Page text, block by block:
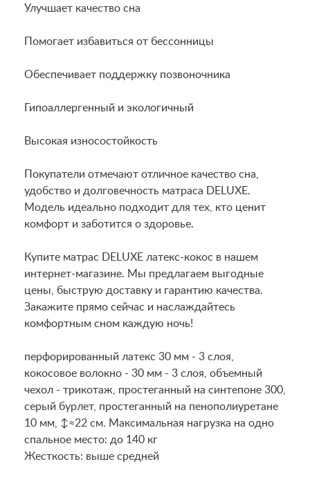
Улучшает качество сна
Помогает избавиться от бессонницы
Обеспечивает поддержку позвоночника
Гипоаллергенный и экологичный
Высокая износостойкость
Покупатели отмечают отличное качество сна,
удобство и долговечность матраса DELUXE.
Модель идеально подходит для тех, кто ценит
комфорт и заботится о здоровье.
Купите матрас DELUXE латекс-кокос в нашем
интернет-магазине. Мы предлагаем выгодные
цены, быструю доставку и гарантию качества.
Закажите прямо сейчас и наслаждайтесь
комфортным сном каждую ночь!
перфорированный латекс 30 мм - 3 слоя,
кокосовое волокно - 30 мм - 3 слоя, объемный
чехол - трикотаж, простеганный на синтепоне 300,
серый бурлет, простеганный на пенополиуретане
10 мм, ↕≈22 см. Максимальная нагрузка на одно
спальное место: до 140 кг
Жесткость: выше средней